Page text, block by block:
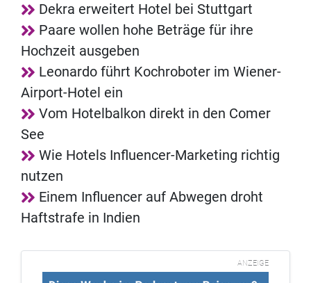
Dekra erweitert Hotel bei Stuttgart
Paare wollen hohe Beträge für ihre
Hochzeit ausgeben
Leonardo führt Kochroboter im Wiener-
Airport-Hotel ein
Vom Hotelbalkon direkt in den Comer
See
Wie Hotels Influencer-Marketing richtig
nutzen
Einem Influencer auf Abwegen droht
Haftstrafe in Indien
ANZEIGE